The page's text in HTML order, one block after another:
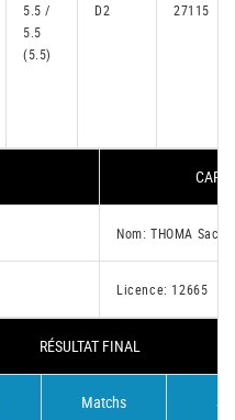
5.5 /
5.5
(5.5)
D2 27115
Nom: THOMA Sacha
Licence: 12665
RÉSULTAT FINAL
Matchs